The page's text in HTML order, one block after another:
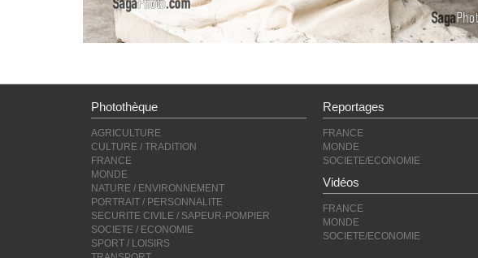
Photothèque
AGRICULTURE
CULTURE / TRADITION
FRANCE
MONDE
NATURE / ENVIRONNEMENT
PORTRAIT / PERSONNALITE
SECURITE CIVILE / SAPEUR-POMPIER
SOCIETE / ECONOMIE
SPORT / LOISIRS
Reportages
FRANCE
MONDE
SOCIETE/ECONOMIE
Vidéos
FRANCE
MONDE
SOCIETE/ECONOMIE